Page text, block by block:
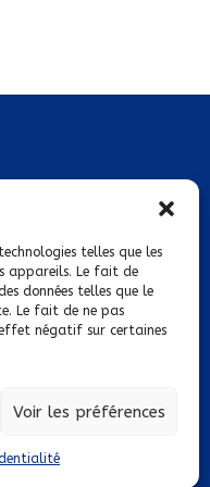
telles que les
appareils. Le fait de
données telles que le
Le fait de ne pas
négatif sur certaines
Voir les préférences